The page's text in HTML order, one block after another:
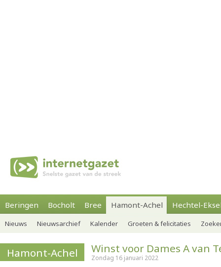
Beringen Bocholt Bree Hamont-Achel Hechtel-
Nieuws Nieuwsarchief Kalender Groeten & felicitaties
Hamont-Achel Winst voor Dames A van
Zondag 16 januari 2022